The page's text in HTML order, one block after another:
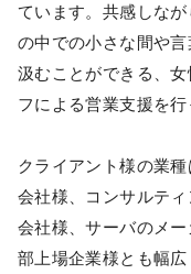
ています。共感しな
の中での小さな間や
汲むことができる、
フによる営業支援を
クライアント様の業
会社様、コンサルテ
会社様、サーバのメ
部上場企業様とも幅